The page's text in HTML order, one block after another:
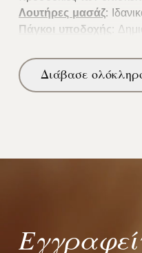
Λουτήρες μασάζ:
Πάγκοι υποδοχής:
Λύσεις αποθήκευσης:
Κρεβάτια μασάζ:
Έπιπλα
Ο χρόνος αναμονής
Διάβασε